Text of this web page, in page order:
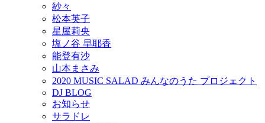
紗々
松本英子
星屋莉央
塩ノ谷 早耶香
能登有沙
山本まさみ
2020 MUSIC SALAD みんなのうた プロジェクト
DJ BLOG
お知らせ
サラドレ